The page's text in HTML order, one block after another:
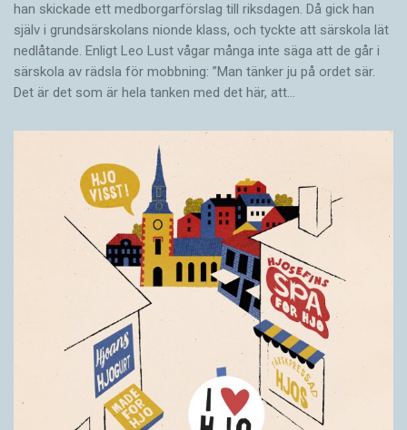
han skickade ett medborgarförslag till riksdagen. Då gick han
själv i grundsärskolans nionde klass, och tyckte att särskola lät
nedlåtande. Enligt Leo Lust vågar många inte säga att de går i
särskola av rädsla för mobbning: ”Man tänker ju på ordet sär.
Det är det som är hela tanken med det här, att…